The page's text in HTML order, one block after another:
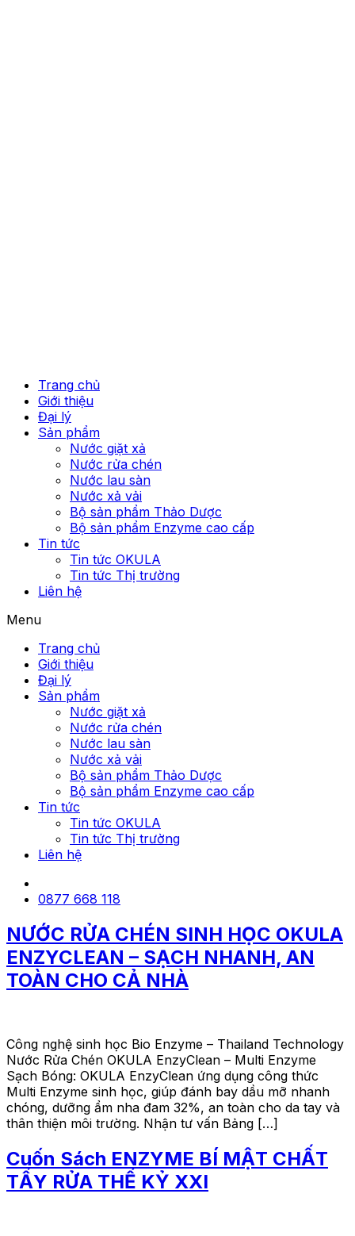
Trang chủ
Giới thiệu
Đại lý
Sản phẩm
Nước giặt xả
Nước rửa chén
Nước lau sàn
Nước xả vải
Bộ sản phẩm Thảo Dược
Bộ sản phẩm Enzyme cao cấp
Tin tức
Tin tức OKULA
Tin tức Thị trường
Liên hệ
Menu
Trang chủ
Giới thiệu
Đại lý
Sản phẩm
Nước giặt xả
Nước rửa chén
Nước lau sàn
Nước xả vải
Bộ sản phẩm Thảo Dược
Bộ sản phẩm Enzyme cao cấp
Tin tức
Tin tức OKULA
Tin tức Thị trường
Liên hệ
0877 668 118
NƯỚC RỬA CHÉN SINH HỌC OKULA
ENZYCLEAN – SẠCH NHANH, AN
TOÀN CHO CẢ NHÀ
Công nghệ sinh học Bio Enzyme – Thailand Technology
Nước Rửa Chén OKULA EnzyClean – Multi Enzyme
Sạch Bóng: OKULA EnzyClean ứng dụng công thức
Multi Enzyme sinh học, giúp đánh bay dầu mỡ nhanh
chóng, dưỡng ẩm nha đam 32%, an toàn cho da tay và
thân thiện môi trường. Nhận tư vấn Bảng […]
Cuốn Sách ENZYME BÍ MẬT CHẤT
TẨY RỬA THẾ KỶ XXI